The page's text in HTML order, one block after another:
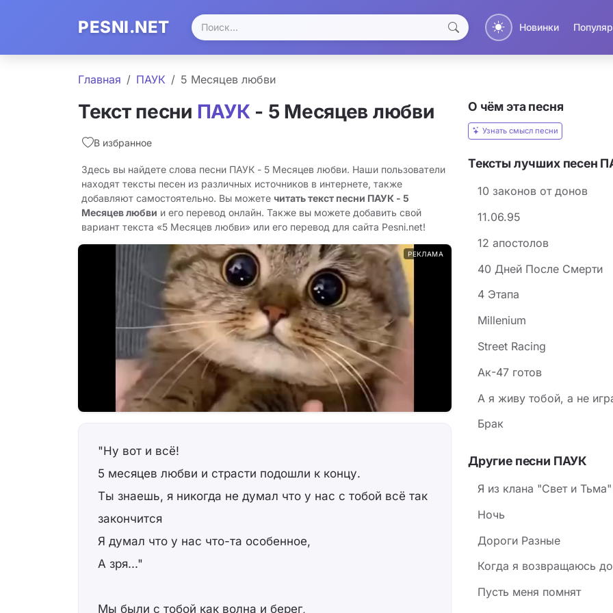
PESNI.NET Новинки
Главная ПАУК 5 Месяцев любви
Текст песни ПАУК - 5 Месяцев любви
В избранное
Здесь вы найдете слова песни ПАУК - 5 Месяцев любви. Наши пользователи
находят тексты песен из различных источников в интернете, также
добавляют самостоятельно. Вы можете читать текст песни ПАУК - 5
Месяцев любви и его перевод онлайн. Также вы можете добавить свой
вариант текста «5 Месяцев любви» или его перевод для сайта Pesni.net!
РЕКЛАМА
"Ну вот и всё!
5 месяцев любви и страсти подошли к концу.
Ты знаешь, я никогда не думал что у нас с тобой всё так
закончится
Я думал что у нас что-та особенное,
А зря..."
Мы были с тобой как волна и берег,
О чём эта песня
Узнать смысл песни
Тексты лучших песен
10 законов от донов
11.06.95
12 апостолов
40 Дней После Смерти
4 Этапа
Millenium
Street Racing
Ак-47 готов
А я живу тобой, а не
Брак
Другие песни ПАУК
Я из клана "Свет и Тьма"
Ночь
Дороги Разные
Когда я возвращаюсь
Пусть меня помнят